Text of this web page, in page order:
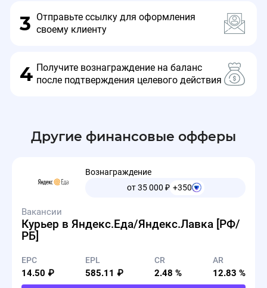
3 Отправьте ссылку для оформления
своему клиенту
4 Получите вознаграждение на баланс
после подтверждения целевого действия
Другие финансовые офферы
Вознаграждение
от 35 000 ₽ +350
Вакансии
Курьер в Яндекс.Еда/Яндекс.Лавка [РФ/
РБ]
EPC
14.50 ₽
EPL
585.11 ₽
CR
2.48 %
AR
12.83 %